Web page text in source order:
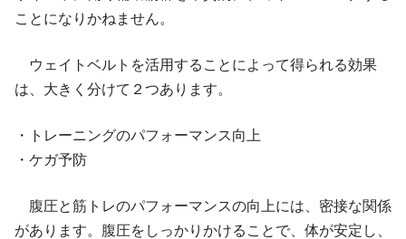
ことになりかねません。
ウェイトベルトを活用することによって得られる効果
は、大きく分けて２つあります。
・トレーニングのパフォーマンス向上
・ケガ予防
腹圧と筋トレのパフォーマンスの向上には、密接な関係
があります。腹圧をしっかりかけることで、体が安定し、